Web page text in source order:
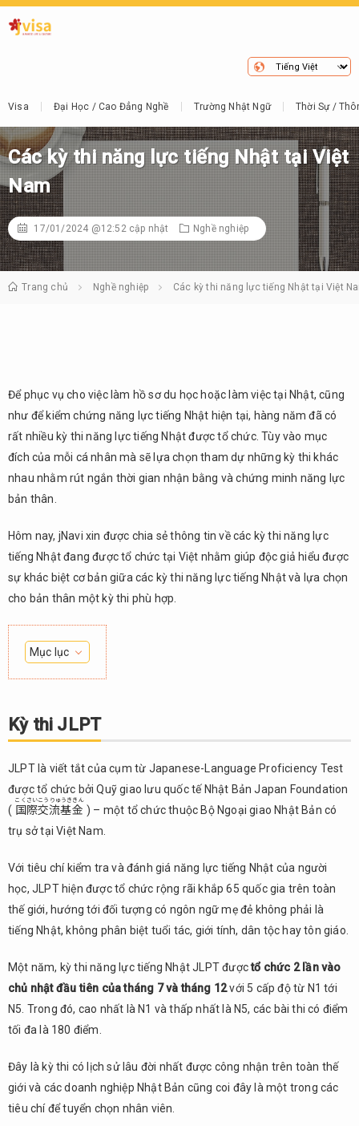
Visa Đại Học / Cao Đẳng Nghề Trường Nhật Ngữ Thời Sự /
Các kỳ thi năng lực tiếng Nhật tại Việt
Nam
17/01/2024 @12:52cập nhật Nghề nghiệp
Trang chủ Nghề nghiệp Các kỳ thi năng lực tiếng Nhật tại Việt
Để phục vụ cho việc làm hồ sơ du học hoặc làm việc tại Nhật, cũng
như để kiểm chứng năng lực tiếng Nhật hiện tại, hàng năm đã có
rất nhiều kỳ thi năng lực tiếng Nhật được tổ chức. Tùy vào mục
đích của mỗi cá nhân mà sẽ lựa chọn tham dự những kỳ thi khác
nhau nhằm rút ngắn thời gian nhận bằng và chứng minh năng lực
bản thân.
Hôm nay, jNavi xin được chia sẻ thông tin về các kỳ thi năng lực
tiếng Nhật đang được tổ chức tại Việt nhằm giúp độc giả hiểu được
sự khác biệt cơ bản giữa các kỳ thi năng lực tiếng Nhật và lựa chọn
cho bản thân một kỳ thi phù hợp.
Mục lục
1.
thi
JLPT
Kỳ thi
NAT
TEST
3.
JTest
Kỳ
thi
J
5.
Kỳ
thi
tiếng
thương
mại
BJT
Kỳ thi JLPT
JLPT là viết tắt của cụm từ Japanese-Language Proficiency Test
được tổ chức bởi Quỹ giao lưu quốc tế Nhật Bản Japan Foundation
( 国際交流基金
こくさいこうりゅうききん
) – một tổ chức thuộc Bộ Ngoại giao Nhật Bản có
trụ sở tại Việt Nam.
Với tiêu chí kiểm tra và đánh giá năng lực tiếng Nhật của người
học, JLPT hiện được tổ chức rộng rãi khắp 65 quốc gia trên toàn
thế giới, hướng tới đối tượng có ngôn ngữ mẹ đẻ không phải là
tiếng Nhật, không phân biệt tuổi tác, giới tính, dân tộc hay tôn giáo.
Một năm, kỳ thi năng lực tiếng Nhật JLPT đượctổ chức 2 lần vào
chủ nhật đầu tiên của tháng 7 và tháng 12với 5 cấp độ từ N1 tới
N5. Trong đó, cao nhất là N1 và thấp nhất là N5, các bài thi có điểm
tối đa là 180 điểm.
Đây là kỳ thi có lịch sử lâu đời nhất được công nhận trên toàn thế
giới và các doanh nghiệp Nhật Bản cũng coi đây là một trong các
tiêu chí để tuyển chọn nhân viên.